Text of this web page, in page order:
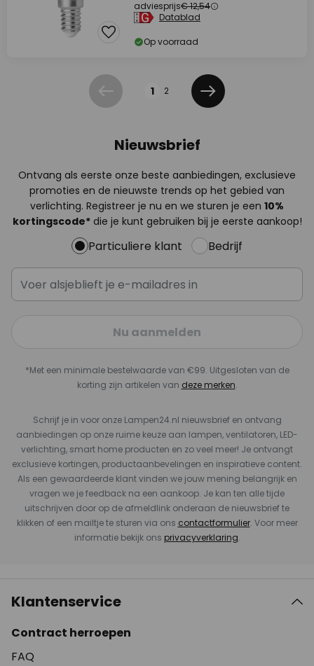
adviesprijs€ 12,54
Datablad
Op voorraad
Vorige 1 2
Volgende
Nieuwsbrief
Ontvang als eerste onze beste aanbiedingen, exclusieve
promoties en de nieuwste trends op het gebied van
verlichting. Registreer je nu en we sturen je een 10%
kortingscode*die je kunt gebruiken bij je eerste aankoop!
Particuliere klant Bedrijf
Nu aanmelden
*Met een minimale bestelwaarde van €99. Uitgesloten van de
korting zijn artikelen van deze merken.
Schrijf je in voor onze Lampen24.nl nieuwsbrief en ontvang
aanbiedingen op onze ruime keuze aan lampen, ventilatoren, LED-
verlichting, smart home producten en zo veel meer! Je ontvangt
exclusieve kortingen, productaanbevelingen en inspiratieve content.
Als een gewaardeerde klant vinden we jouw mening belangrijk en
vragen we je feedback na een aankoop. Je kan ten alle tijde
uitschrijven door op de afmeldlink onderaan de nieuwsbrief te
klikken of een mailtje te sturen via ons contactformulier. Voor meer
informatie bekijk ons privacyverklaring.
Klantenservice
Contract herroepen
FAQ